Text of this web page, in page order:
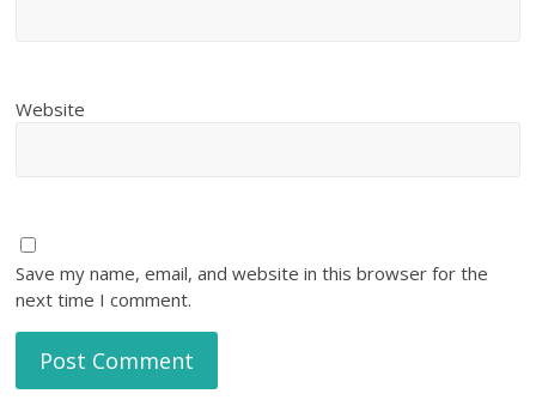
Website
Save my name, email, and website in this browser for the
next time I comment.